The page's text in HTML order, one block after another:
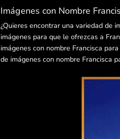
Imágenes con Nombre
¿Quieres encontrar una variedad de
imágenes para que le ofrezcas a
imágenes con nombre Francisca
de imágenes con nombre Francisca